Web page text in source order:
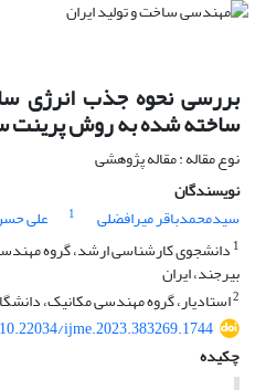
بررسی نحوه جذب انرژی
ساخته شده به روش پرینت
نوع مقاله : مقاله پژوهشی
نویسندگان
سیدمحمدباقر میرافضلی
1 علی
1 دانشجوی کارشناسی ارشد، گروه
بیرجند، ایران
2استادیار، گروه مهندسی مکانیک،
10.22034/ijme.2023.383269.1744
چکیده